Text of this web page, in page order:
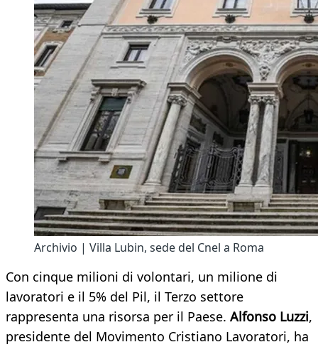
Archivio | Villa Lubin, sede del Cnel a Roma
Con cinque milioni di volontari, un milione di
lavoratori e il 5% del Pil, il Terzo settore
rappresenta una risorsa per il Paese. Alfonso Luzzi,
presidente del Movimento Cristiano Lavoratori, ha